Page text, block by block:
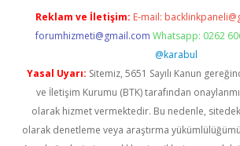
Reklam ve İletişim: E-mail:
forumhizmeti@gmail.com Whatsapp: 0262
@karabul
Yasal Uyarı: Sitemiz, 5651 Sayılı Kanun
ve İletişim Kurumu (BTK) tarafından
olarak hizmet vermektedir. Bu nedenle,
olarak denetleme veya araştırma